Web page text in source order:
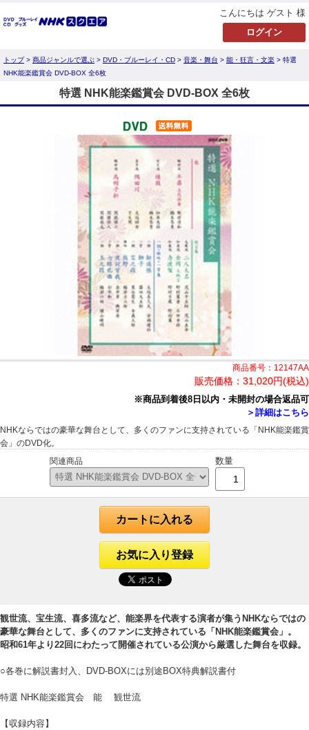
こんにちは ゲスト 様
トップ> 商品ジャンルで選ぶ > DVD・ブルーレイ・CD > 音楽・舞台 > 能・狂言・文楽 > 特選
NHK能楽鑑賞会 DVD-BOX 全6枚
特選 NHK能楽鑑賞会 DVD-BOX 全6枚
商品番号：12147AA
販売価格： 31,020円(税込)
※商品到着後8日以内・未開封の場合返品可
＞詳細はこちら
NHKならではの豪華な舞台として、多くのファンに支持されている「NHK能楽鑑賞
会」のDVD化。
関連商品
数量
カートに入れる
お気に入り登録
観世流、宝生流、喜多流など、能楽界を代表する演者が集うNHKならではの
豪華な舞台として、多くのファンに支持されている「NHK能楽鑑賞会」。
昭和61年より22回にわたって開催されている公演から厳選した舞台を収録。
○各巻に解説書封入、DVD-BOXには別途BOX特典解説書付
特選 NHK能楽鑑賞会 能 観世流
【収録内容】